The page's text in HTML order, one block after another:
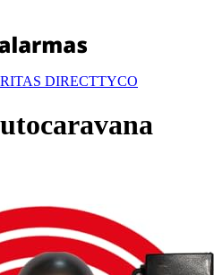
DIRECTTYCO